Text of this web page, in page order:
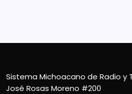
Sistema Michoacano de Radio y
José Rosas Moreno #200